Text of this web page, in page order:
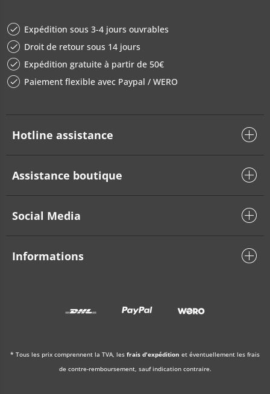
Expédition sous 3-4 jours ouvrables
Droit de retour sous 14 jours
Expédition gratuite à partir de 50€
Paiement flexible avec Paypal / WERO
Hotline assistance
Assistance boutique
Social Media
Informations
* Tous les prix comprennent la TVA, les frais d'expédition et éventuellement les frais
de contre-remboursement, sauf indication contraire.